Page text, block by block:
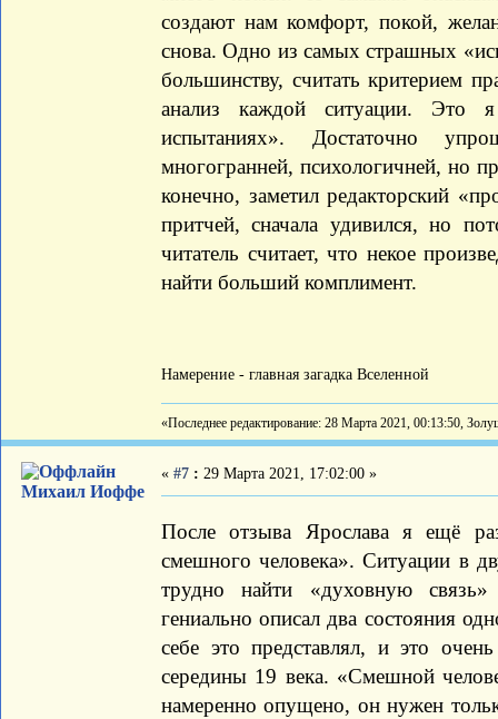
создают нам комфорт, покой,
снова. Одно из самых страшных
большинству, считать критерием
анализ каждой ситуации. Это
испытаниях». Достаточно
многогранней, психологичней, но
конечно, заметил редакторский
притчей, сначала удивился, но
читатель считает, что некое
найти больший комплимент.
Намерение - главная загадка Вселенной
«Последнее редактирование: 28 Марта 2021, 00:13:50,
Михаил Иоффе
« #7 : 29 Марта 2021, 17:02:00 »
После отзыва Ярослава я ещё
смешного человека». Ситуации в
трудно найти «духовную
гениально описал два состояния
себе это представлял, и это
середины 19 века. «Смешной
намеренно опущено, он нужен